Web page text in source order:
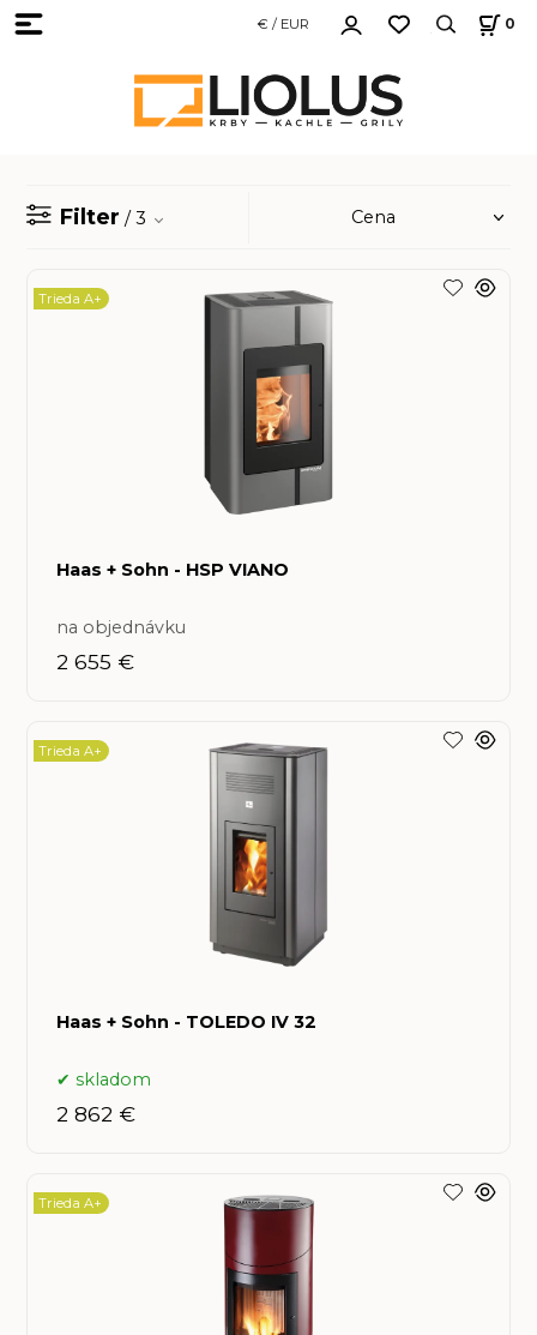
€ / EUR 0
Filter / 3
Haas + Sohn - HSP VIANO
Trieda A+
na objednávku
2 655 €
Haas + Sohn - TOLEDO IV 32
Trieda A+
skladom
2 862 €
Trieda A+